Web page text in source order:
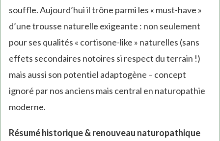
souffle. Aujourd’hui il trône parmi les « must-have »
d’une trousse naturelle exigeante : non seulement
pour ses qualités « cortisone-like » naturelles (sans
effets secondaires notoires si respect du terrain !)
mais aussi son potentiel adaptogène – concept
ignoré par nos anciens mais central en naturopathie
moderne.
Résumé historique & renouveau naturopathique